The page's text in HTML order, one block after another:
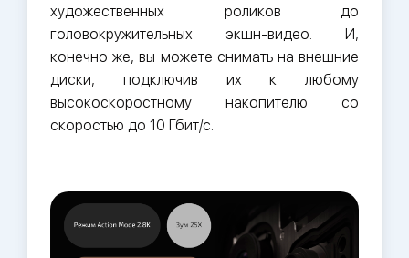
художественных роликов до
головокружительных экшн-видео. И,
конечно же, вы можете снимать на внешние
диски, подключив их к любому
высокоскоростному накопителю со
скоростью до 10 Гбит/с.